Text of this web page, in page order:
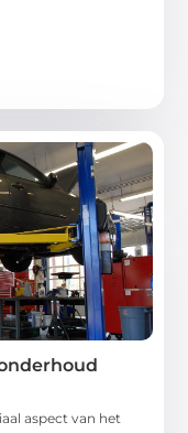
aspеct van hеt